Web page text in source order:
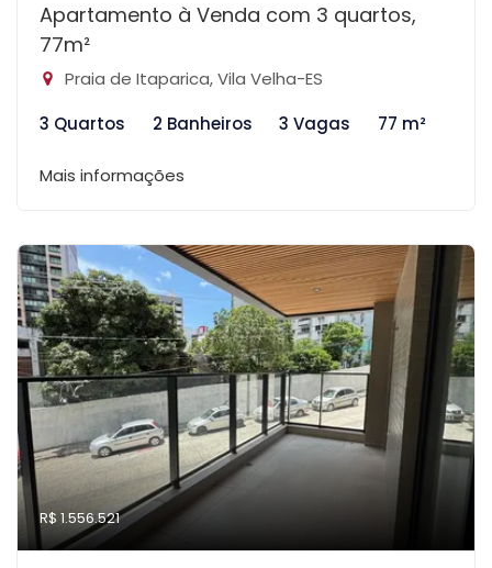
Apartamento à Venda com 3 quartos,
77m²
Praia de Itaparica, Vila Velha-ES
3 Quartos
2 Banheiros 3 Vagas 77 m²
Mais informações
R$ 1.556.521